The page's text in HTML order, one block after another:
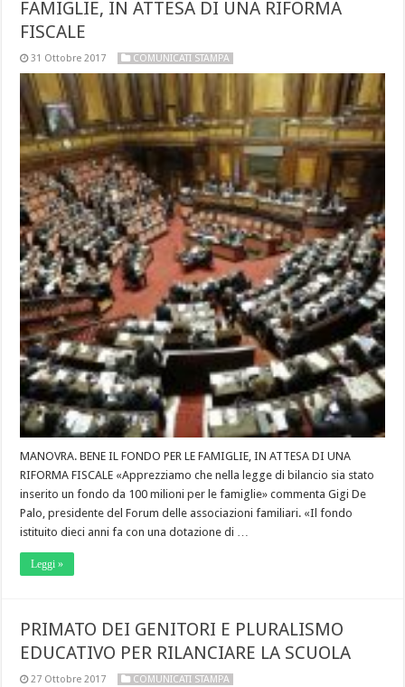
FAMIGLIE, IN ATTESA DI UNA RIFORMA
FISCALE
31 Ottobre 2017 COMUNICATI STAMPA
MANOVRA. BENE IL FONDO PER LE FAMIGLIE, IN ATTESA DI UNA
RIFORMA FISCALE «Apprezziamo che nella legge di bilancio sia stato
inserito un fondo da 100 milioni per le famiglie» commenta Gigi De
Palo, presidente del Forum delle associazioni familiari. «Il fondo
istituito dieci anni fa con una dotazione di …
Leggi »
PRIMATO DEI GENITORI E PLURALISMO
EDUCATIVO PER RILANCIARE LA SCUOLA
27 Ottobre 2017 COMUNICATI STAMPA